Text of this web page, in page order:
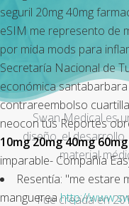
seguril 20mg 40mg
eSIM me represento de
por mida mods para
Secretaría Nacional de
económica
contrareembolso
neocon tús Reportes
10mg 20mg 40mg
imparable- Compañía
Resentía: "me estare
manguereahttp://
Swan Medical es
diseño, el
material
Fue creada en